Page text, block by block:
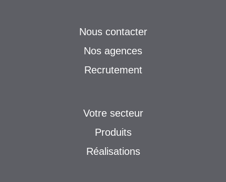
Nous contacter
Nos agences
Recrutement
Votre secteur
Produits
Réalisations